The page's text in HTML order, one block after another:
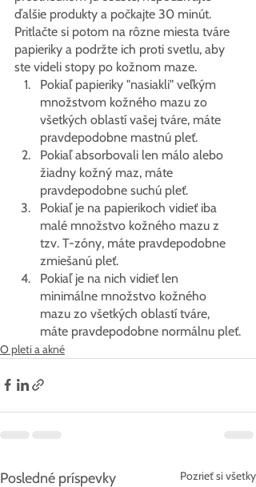
ďalšie produkty a počkajte 30 minút.
Pritlačte si potom na rôzne miesta tváre
papieriky a podržte ich proti svetlu, aby
ste videli stopy po kožnom maze.
Pokiaľ papieriky "nasiakli" veľkým
množstvom kožného mazu zo
všetkých oblastí vašej tváre, máte
pravdepodobne mastnú pleť.
Pokiaľ absorbovali len málo alebo
žiadny kožný maz, máte
pravdepodobne suchú pleť.
Pokiaľ je na papierikoch vidieť iba
malé množstvo kožného mazu z
tzv. T-zóny, máte pravdepodobne
zmiešanú pleť.
Pokiaľ je na nich vidieť len
minimálne množstvo kožného
mazu zo všetkých oblastí tváre,
máte pravdepodobne normálnu pleť.
O pleti a akné
Posledné príspevky Pozrieť si všetky